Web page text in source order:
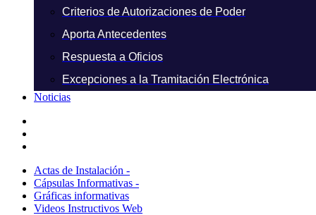
Criterios de Autorizaciones de Poder
Aporta Antecedentes
Respuesta a Oficios
Excepciones a la Tramitación Electrónica
Noticias
Actas de Instalación -
Cápsulas Informativas -
Gráficas informativas
Videos Instructivos Web